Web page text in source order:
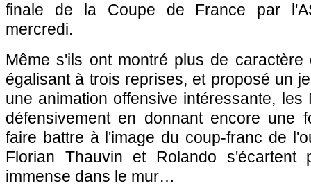
finale de la Coupe de France par
mercredi.
Même s'ils ont montré plus de
égalisant à trois reprises, et proposé un
une animation offensive intéressante, les
défensivement en donnant encore une
faire battre à l'image du coup-franc de
Florian Thauvin et Rolando s'écartent
immense dans le mur…